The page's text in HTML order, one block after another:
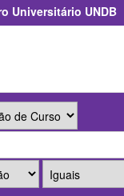
Universitário UNDB